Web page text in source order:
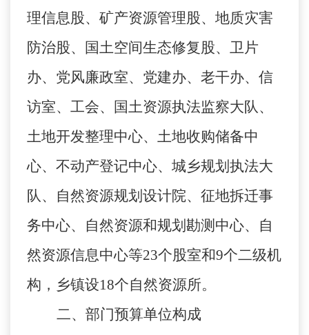
理信息股、矿产资源管理股、地质灾害
防治股、国土空间生态修复股、卫片
办、党风廉政室、党建办、老干办、信
访室、工会、国土资源执法监察大队、
土地开发整理中心、土地收购储备中
心、不动产登记中心、城乡规划执法大
队、自然资源规划设计院、征地拆迁事
务中心、自然资源和规划勘测中心、自
然资源信息中心等23个股室和9个二级机
构，乡镇设18个自然资源所。
二、部门预算单位构成